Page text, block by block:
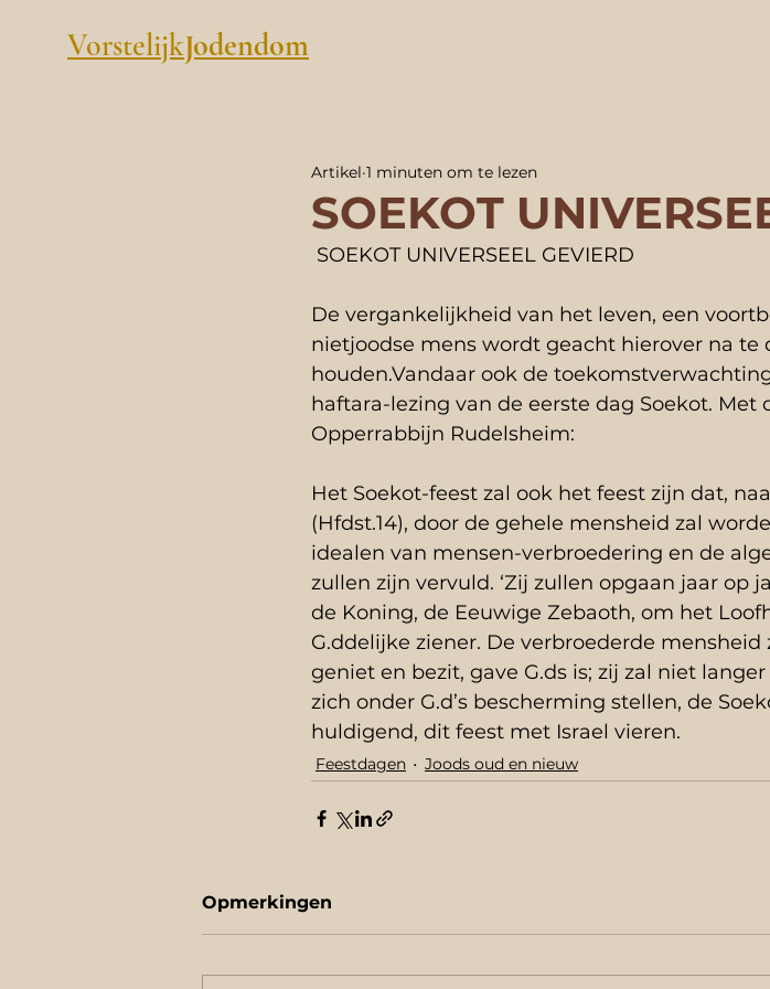
VorstelijkJodendom
SOEKOT
Artikel 1 minuten om te lezen
SOEKOT UNIVERSEEL GEVIERD
De vergankelijkheid van het leven, een
nietjoodse mens wordt geacht hierover na
houden.Vandaar ook de
haftara-lezing van de eerste dag Soekot. Met
Opperrabbijn Rudelsheim:
Het Soekot-feest zal ook het feest zijn dat,
(Hfdst.14), door de gehele mensheid zal
idealen van mensen-verbroedering en de
zullen zijn vervuld. ‘Zij zullen opgaan jaar op
de Koning, de Eeuwige Zebaoth, om het
G.ddelijke ziener. De verbroederde
geniet en bezit, gave G.ds is; zij zal niet
zich onder G.d’s bescherming stellen, de
huldigend, dit feest met Israel vieren.
Feestdagen Joods oud en nieuw
Opmerkingen